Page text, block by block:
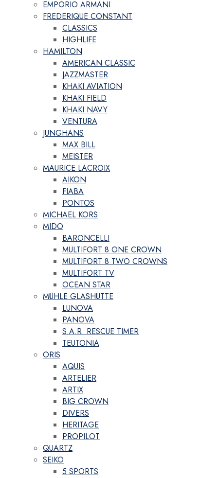
EMPORIO ARMANI
FREDERIQUE CONSTANT
CLASSICS
HIGHLIFE
HAMILTON
AMERICAN CLASSIC
JAZZMASTER
KHAKI AVIATION
KHAKI FIELD
KHAKI NAVY
VENTURA
JUNGHANS
MAX BILL
MEISTER
MAURICE LACROIX
AIKON
FIABA
PONTOS
MICHAEL KORS
MIDO
BARONCELLI
MULTIFORT 8 ONE CROWN
MULTIFORT 8 TWO CROWNS
MULTIFORT TV
OCEAN STAR
MÜHLE GLASHÜTTE
LUNOVA
PANOVA
S.A.R. RESCUE TIMER
TEUTONIA
ORIS
AQUIS
ARTELIER
ARTIX
BIG CROWN
DIVERS
HERITAGE
PROPILOT
QUARTZ
SEIKO
5 SPORTS